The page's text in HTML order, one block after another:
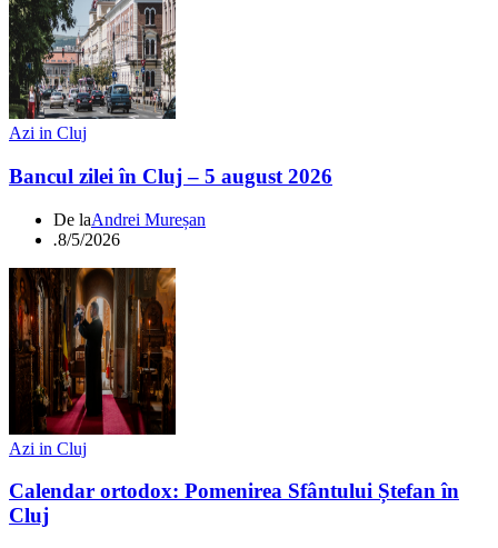
Azi in Cluj
Bancul zilei în Cluj – 5 august 2026
De laAndrei Mureșan
.8/5/2026
Azi in Cluj
Calendar ortodox: Pomenirea Sfântului Ștefan în
Cluj